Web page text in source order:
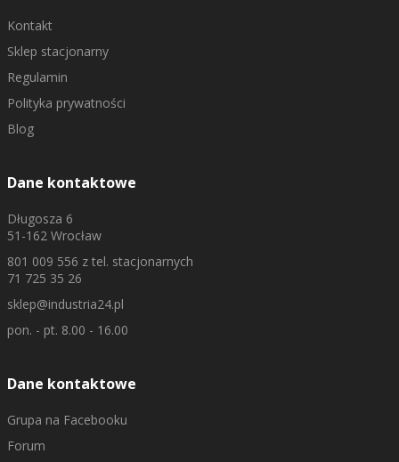
Kontakt
Sklep stacjonarny
Regulamin
Polityka prywatności
Blog
Dane kontaktowe
Długosza 6
51-162 Wrocław
801 009 556 z tel. stacjonarnych
71 725 35 26
sklep@industria24.pl
pon. - pt. 8.00 - 16.00
Dane kontaktowe
Grupa na Facebooku
Forum